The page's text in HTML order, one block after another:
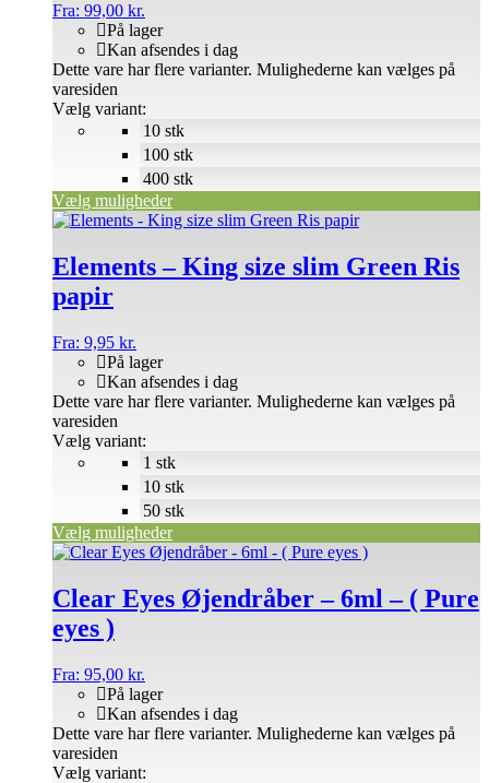
Fra: 99,00 kr.
På lager
Kan afsendes i dag
Vælg variant:
Vælg muligheder
Dette vare har flere varianter. Mulighederne kan vælges på
varesiden
10 stk
100 stk
400 stk
Elements – King size slim Green Ris
papir
Fra: 9,95 kr.
På lager
Kan afsendes i dag
Vælg variant:
Vælg muligheder
Dette vare har flere varianter. Mulighederne kan vælges på
varesiden
1 stk
10 stk
50 stk
Clear Eyes Øjendråber – 6ml – ( Pure
eyes )
Fra: 95,00 kr.
På lager
Kan afsendes i dag
Vælg variant:
Dette vare har flere varianter. Mulighederne kan vælges på
varesiden